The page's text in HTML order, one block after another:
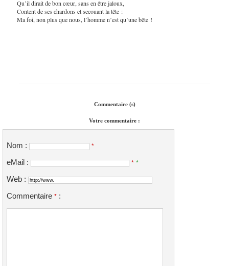
Qu’il dirait de bon cœur, sans en être jaloux,
Content de ses chardons et secouant la tête :
Ma foi, non plus que nous, l’homme n’est qu’une bête !
Commentaire (s)
Votre commentaire :
Nom : *
eMail : * *
Web :
Commentaire * :